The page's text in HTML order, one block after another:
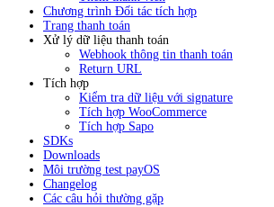
Chương trình Đối tác tích hợp
Trang thanh toán
Xử lý dữ liệu thanh toán
Webhook thông tin thanh toán
Return URL
Tích hợp
Kiểm tra dữ liệu với signature
Tích hợp WooCommerce
Tích hợp Sapo
SDKs
Downloads
Môi trường test payOS
Changelog
Các câu hỏi thường gặp